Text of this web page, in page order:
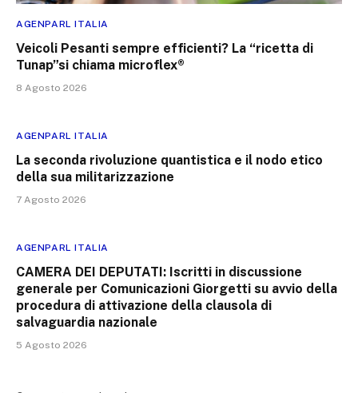
AGENPARL ITALIA
Veicoli Pesanti sempre efficienti? La “ricetta di
Tunap”si chiama microflex®
8 Agosto 2026
AGENPARL ITALIA
La seconda rivoluzione quantistica e il nodo etico
della sua militarizzazione
7 Agosto 2026
AGENPARL ITALIA
CAMERA DEI DEPUTATI: Iscritti in discussione
generale per Comunicazioni Giorgetti su avvio della
procedura di attivazione della clausola di
salvaguardia nazionale
5 Agosto 2026